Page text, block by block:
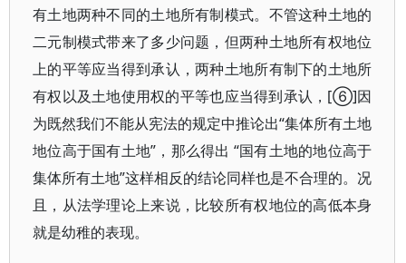
有土地两种不同的土地所有制模式。不管这种土地的
二元制模式带来了多少问题，但两种土地所有权地位
上的平等应当得到承认，两种土地所有制下的土地所
有权以及土地使用权的平等也应当得到承认，[⑥]因
为既然我们不能从宪法的规定中推论出“集体所有土地
地位高于国有土地”，那么得出 “国有土地的地位高于
集体所有土地”这样相反的结论同样也是不合理的。况
且，从法学理论上来说，比较所有权地位的高低本身
就是幼稚的表现。